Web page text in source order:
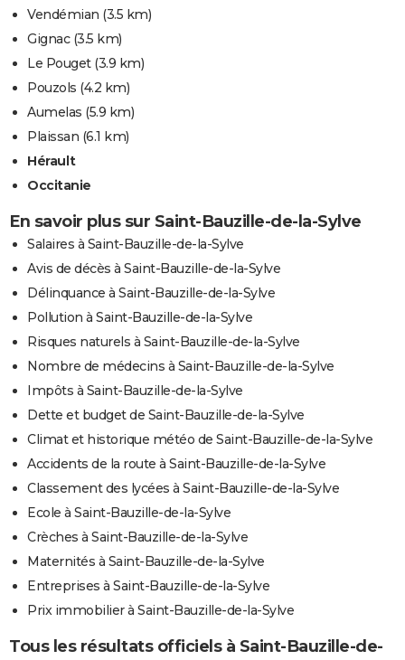
Vendémian (3.5 km)
Gignac(3.5 km)
Le Pouget(3.9 km)
Pouzols (4.2 km)
Aumelas (5.9 km)
Plaissan (6.1 km)
Hérault
Occitanie
En savoir plus sur Saint-Bauzille-de-la-Sylve
Salaires à Saint-Bauzille-de-la-Sylve
Avis de décès à Saint-Bauzille-de-la-Sylve
Délinquance à Saint-Bauzille-de-la-Sylve
Pollution à Saint-Bauzille-de-la-Sylve
Risques naturels à Saint-Bauzille-de-la-Sylve
Nombre de médecins à Saint-Bauzille-de-la-Sylve
Impôts à Saint-Bauzille-de-la-Sylve
Dette et budget de Saint-Bauzille-de-la-Sylve
Climat et historique météo de Saint-Bauzille-de-la-Sylve
Accidents de la route à Saint-Bauzille-de-la-Sylve
Classement des lycées à Saint-Bauzille-de-la-Sylve
Ecole à Saint-Bauzille-de-la-Sylve
Crèches à Saint-Bauzille-de-la-Sylve
Maternités à Saint-Bauzille-de-la-Sylve
Entreprises à Saint-Bauzille-de-la-Sylve
Prix immobilier à Saint-Bauzille-de-la-Sylve
Tous les résultats officiels à Saint-Bauzille-de-